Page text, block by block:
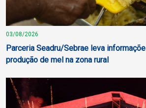
03/08/2026
Parceria Seadru/Sebrae leva
produção de mel na zona rural